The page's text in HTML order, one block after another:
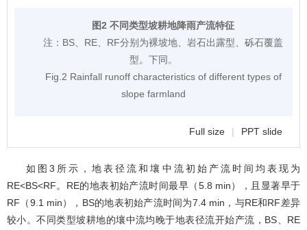
图2 不同类型坡耕地降雨产流特征
注： BS、RE、RF分别为裸坡地、岩石出露型、砾石覆盖
型。下同。
Fig.2 Rainfall runoff characteristics of different types of
slope farmland
Full size | PPT slide
如 图3 所示，地表径流和壤中流初始产流时间均表现为
RE<BS<RF。RE的地表初始产流时间最早（5.8 min），且显著早于
RF（9.1 min），BS的地表初始产流时间为7.4 min，与RE和RF差异
较小。不同类型坡耕地的壤中流均晚于地表径流开始产流，BS、RE